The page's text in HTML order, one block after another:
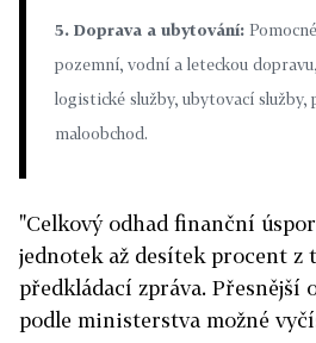
5. Doprava a ubytování:
pozemní, vodní a leteckou
logistické služby, ubytovací služby,
maloobchod.
"Celkový odhad finanční
jednotek až desítek procent z
předkládací zpráva. Přesnější
podle ministerstva možné